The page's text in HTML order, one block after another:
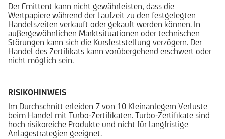
Der Emittent kann nicht gewährleisten, dass die
Wertpapiere während der Laufzeit zu den festgelegten
Handelszeiten verkauft oder gekauft werden können. In
außergewöhnlichen Marktsituationen oder technischen
Störungen kann sich die Kursfeststellung verzögern. Der
Handel des Zertifikats kann vorübergehend erschwert oder
nicht möglich sein.
RISIKOHINWEIS
Im Durchschnitt erleiden 7 von 10 Kleinanlegern Verluste
beim Handel mit Turbo-Zertifikaten. Turbo-Zertifikate sind
hoch risikoreiche Produkte und nicht für langfristige
Anlagestrategien geeignet.